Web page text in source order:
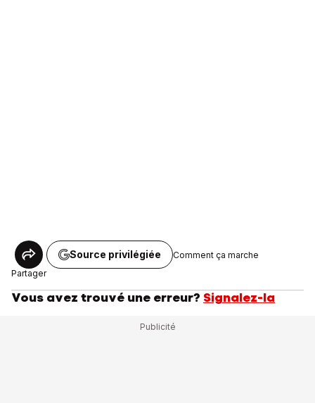
Partager
Source privilégiée Comment ça marche
Vous avez trouvé une erreur? Signalez-la